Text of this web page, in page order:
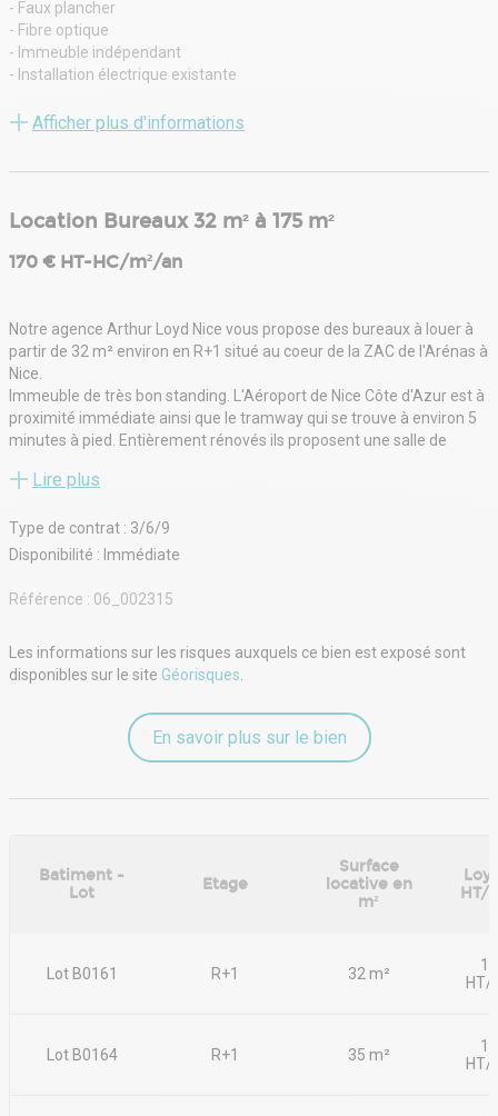
- Faux plancher
- Fibre optique
- Immeuble indépendant
- Installation électrique existante
- Open Space
Afficher plus d'informations
Location Bureaux 32 m² à 175 m²
170 € HT-HC/m²/an
Notre agence Arthur Loyd Nice vous propose des bureaux à louer à
partir de 32 m² environ en R+1 situé au coeur de la ZAC de l'Arénas à
Nice.
Immeuble de très bon standing. L'Aéroport de Nice Côte d'Azur est à
proximité immédiate ainsi que le tramway qui se trouve à environ 5
minutes à pied. Entièrement rénovés ils proposent une salle de
sont climatisés, moquette au sol, faux plafond, plancher technique,
Immeuble code du travail accessible PMR .
- Type de bail : 3/6/9 ans ou professionnel
- Préavis : 6 mois
- Indexation : Annuelle
- Dépôt de garantie : 3 mois
Lire plus
Type de contrat : 3/6/9
Disponibilité : Immédiate
Référence : 06_002315
Les informations sur les risques auxquels ce bien est exposé sont
disponibles sur le site Géorisques
En savoir plus sur le bien
Batiment -
Lot
Etage
Surface
locative en
m²
HT/
Lot B0161 R+1 32 m²
HT/
Lot B0164 R+1 35 m²
HT/